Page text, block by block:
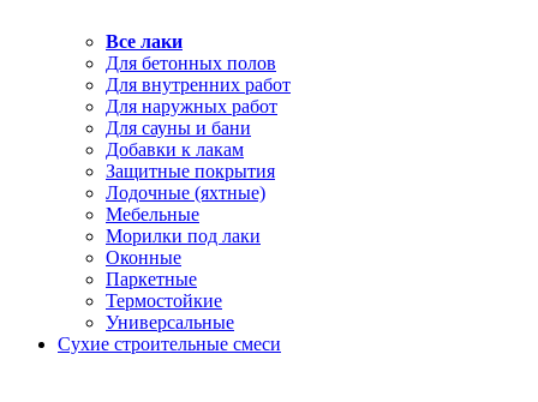
Все лаки
Для бетонных полов
Для внутренних работ
Для наружных работ
Для сауны и бани
Добавки к лакам
Защитные покрытия
Лодочные (яхтные)
Мебельные
Морилки под лаки
Оконные
Паркетные
Термостойкие
Универсальные
Сухие строительные смеси